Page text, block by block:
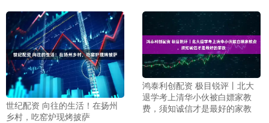
世纪配资 向往的生活！在扬州
乡村，吃窑炉现烤披萨
鸿泰利创配资 极目锐评丨北大
退学考上清华小伙被白嫖家教
费，须知诚信才是最好的家教